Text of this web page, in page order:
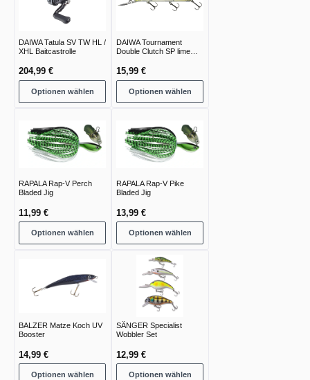
DAIWA Tatula SV TW HL /
XHL Baitcastrolle
204,99 €
Optionen wählen
DAIWA Tournament
Double Clutch SP lime
15,99 €
Optionen wählen
RAPALA Rap-V Perch
Bladed Jig
11,99 €
Optionen wählen
RAPALA Rap-V Pike
Bladed Jig
13,99 €
Optionen wählen
BALZER Matze Koch UV
Booster
14,99 €
Optionen wählen
SÄNGER Specialist
Wobbler Set
12,99 €
Optionen wählen